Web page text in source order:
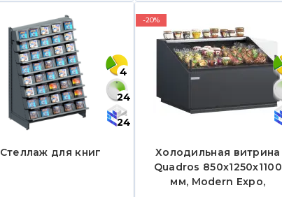
4
24
24
Стеллаж для книг
-20%
Холодильная витрина
Quadros 850х1250х1100
мм, Modern Expo,